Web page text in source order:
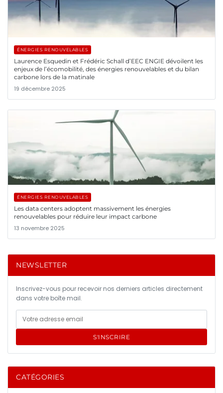
ÉNERGIES RENOUVELABLES
Laurence Esquedin et Frédéric Schall d’EEC ENGIE dévoilent les
enjeux de l’écomobilité, des énergies renouvelables et du bilan
carbone lors de la matinale
19 décembre 2025
ÉNERGIES RENOUVELABLES
Les data centers adoptent massivement les énergies
renouvelables pour réduire leur impact carbone
13 novembre 2025
NEWSLETTER
Inscrivez-vous pour recevoir nos derniers articles directement
dans votre boîte mail.
S'INSCRIRE
CATÉGORIES